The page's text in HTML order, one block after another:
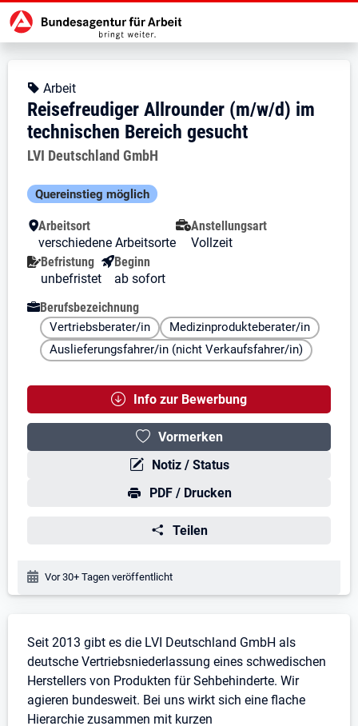
Zur Jobsuche Startseite
Stellendetails zu:
Reisefreudiger Allrounder
Reisefreudiger Allrounder (m/w/
Kopfbereich
Angebotsart:
Arbeit
Reisefreudiger Allrounder (m/w/d) im
technischen Bereich gesucht
Arbeitgeber:
LVI Deutschland GmbH
Besondere Merkmale
Quereinstieg möglich
Arbeitsort
verschiedene Arbeitsorte
Anstellungsart
Vollzeit
Befristung
unbefristet
Beginn
ab sofort
Berufsbezeichnung
Vertriebsberater/in
Medizinprodukteberater/in
Auslieferungsfahrer/in (nicht Verkaufsfahrer/in)
Info zur Bewerbung
Vormerken
Notiz / Status
PDF / Drucken
Teilen
Veröffentlichungsdatum:
Vor 30+ Tagen veröffentlicht
Stellenbeschreibung
Seit 2013 gibt es die LVI Deutschland GmbH als
deutsche Vertriebsniederlassung eines schwedischen
Herstellers von Produkten für Sehbehinderte. Wir
agieren bundesweit. Bei uns wirkt sich eine flache
Hierarchie zusammen mit kurzen